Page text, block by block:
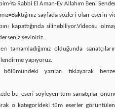
Ya Rabbi El Aman-Ey Allahım Beni
sayfada sözleri olan eserin
kapattığında silinebiliyor.Videosu
seviniriz.
tamamladığımız olduğunda
yapıyoruz.
yazıları tıklayarak
bu eseri söyleyen tüm sanatçılar
o kategorideki tüm eserler